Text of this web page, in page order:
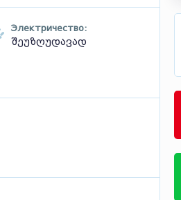
Электричество:
შეუზღუდავად